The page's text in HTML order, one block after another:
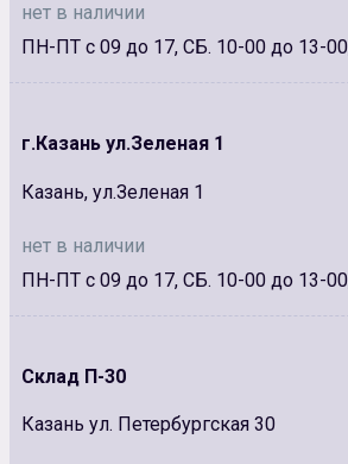
нет в наличии
ПН-ПТ с 09 до 17, СБ. 10-00 до 13-
г.Казань ул.Зеленая 1
Казань, ул.Зеленая 1
нет в наличии
ПН-ПТ с 09 до 17, СБ. 10-00 до 13-
Склад П-30
Казань ул. Петербургская 30